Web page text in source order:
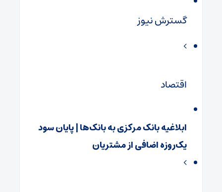
گسترش نیوز
اقتصاد
ابلاغیه بانک مرکزی به بانک‌ها | پایان سود
یک‌روزه اضافی از مشتریان